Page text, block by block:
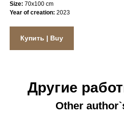
Size: 70x100 cm
Year of creation: 2023
Купить | Buy
Другие
Other